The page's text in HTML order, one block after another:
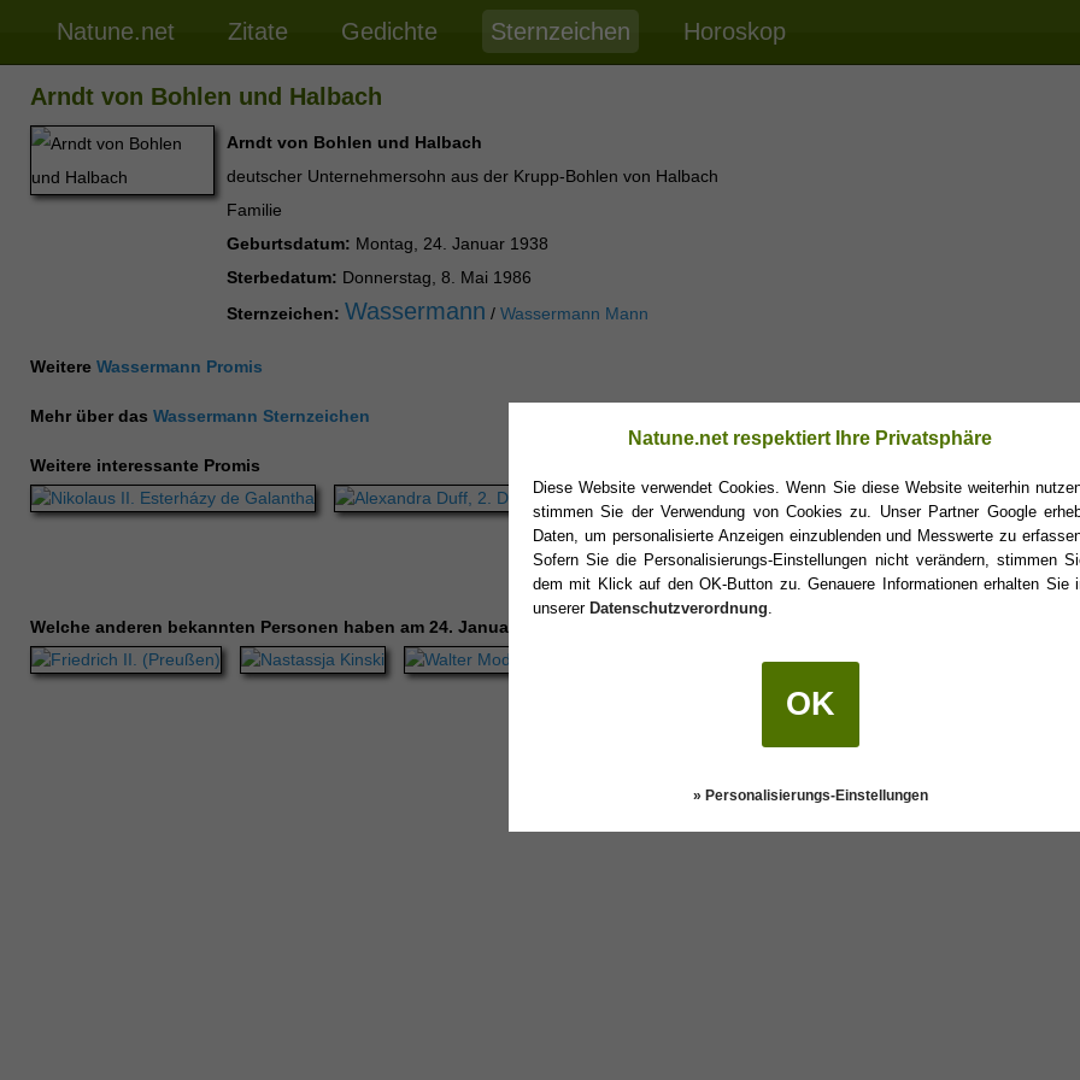
Natune.net Zitate Gedichte Sternzeichen Horoskop
Arndt von Bohlen und Halbach
Arndt von Bohlen und Halbach
deutscher Unternehmersohn aus der Krupp-Bohlen von Halbach
Familie
Geburtsdatum: Montag, 24. Januar 1938
Sterbedatum: Donnerstag, 8. Mai 1986
Sternzeichen: Wassermann / Wassermann Mann
Weitere Wassermann Promis
Mehr über das Wassermann Sternzeichen
Weitere interessante Promis
Welche anderen bekannten Personen haben am 24. Januar Geburtstag?
Natune.net respektiert Ihre Privatsphäre
Diese Website verwendet Cookies. Wenn Sie diese Website weiterhin
stimmen Sie der Verwendung von Cookies zu. Unser Partner Google
Daten, um personalisierte Anzeigen einzublenden und Messwerte zu
Sofern Sie die Personalisierungs-Einstellungen nicht verändern, stimmen
dem mit Klick auf den OK-Button zu. Genauere Informationen erhalten Sie
unserer Datenschutzverordnung.
OK
» Personalisierungs-Einstellungen